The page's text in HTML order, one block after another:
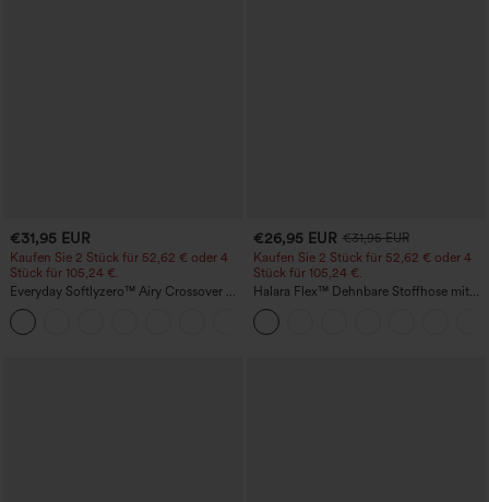
€31,95 EUR
Kaufen Sie 2 Stück für 52,62 € oder 4
Stück für 105,24 €.
Everyday Softlyzero™ Airy Crossover 2-
in-1-Mini-Tennisrock mit Seitentaschen-
Lucid-UPF50+
€26,95 EUR €31,95 EUR
Kaufen Sie 2 Stück für 52,62 € oder 4
Stück für 105,24 €.
Halara Flex™ Dehnbare Stoffhose mit
hohem Bund, Waffelmuster,
Seitentaschen und weitem Bein